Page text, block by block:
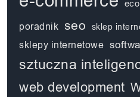
poradnik seo sklep
sklepy internetowe
sztuczna
web development